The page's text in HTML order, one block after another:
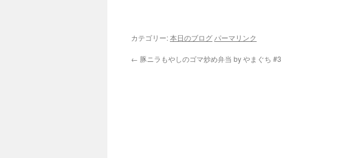
カテゴリー:本日のブログ パーマリンク
← 豚ニラもやしのゴマ炒め弁当 by やまぐち #3